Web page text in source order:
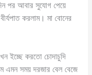
পর আবার সুযোগ পেয়ে
করলাম। মা বোনের
ইচ্ছে করতো চোদাচুদি
এমন সময় দরজার বেল বেজে